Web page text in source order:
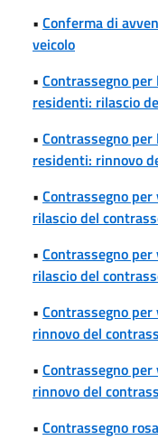
• Conferma di
veicolo
• Contrassegno
residenti: rilascio
• Contrassegno
residenti: rinnovo
• Contrassegno
rilascio del
• Contrassegno
rilascio del
• Contrassegno
rinnovo del
• Contrassegno
rinnovo del
• Contrassegno